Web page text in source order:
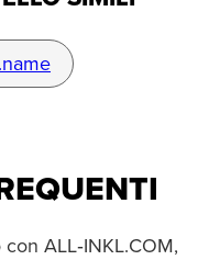
.name
ALL‑INKL.COM,